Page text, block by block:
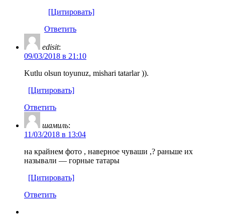
[Цитировать]
Ответить
edisit:
09/03/2018 в 21:10
Kutlu olsun toyunuz, mishari tatarlar )).
[Цитировать]
Ответить
шамиль:
11/03/2018 в 13:04
на крайнем фото , наверное чуваши ,? раньше их
называли — горные татары
[Цитировать]
Ответить